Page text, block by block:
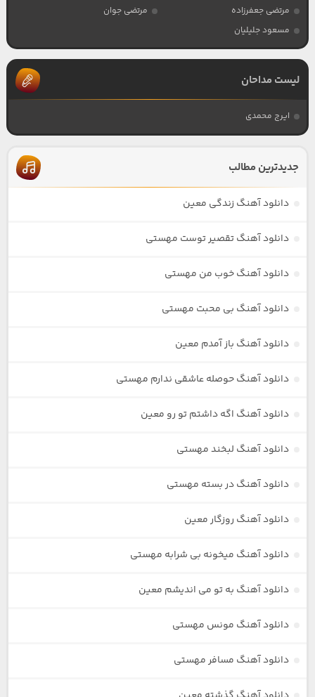
مرتضی جعفرزاده
مرتضی جوان
مسعود جلیلیان
لیست مداحان
ایرج محمدی
جدیدترین مطالب
دانلود آهنگ زندگی معین
دانلود آهنگ تقصیر توست مهستی
دانلود آهنگ خوب من مهستی
دانلود آهنگ بی محبت مهستی
دانلود آهنگ باز آمدم معین
دانلود آهنگ حوصله عاشقی ندارم مهستی
دانلود آهنگ اگه داشتم تو رو معین
دانلود آهنگ لبخند مهستی
دانلود آهنگ در بسته مهستی
دانلود آهنگ روزگار معین
دانلود آهنگ میخونه بی شرابه مهستی
دانلود آهنگ به تو می اندیشم معین
دانلود آهنگ مونس مهستی
دانلود آهنگ مسافر مهستی